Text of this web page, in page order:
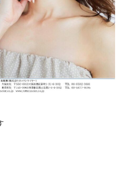
問い合わせ